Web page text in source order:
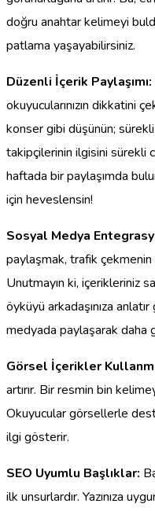
doğru anahtar kelimeyi
patlama yaşayabilirsiniz.
Düzenli İçerik Paylaşımı:
okuyucularınızın dikkatini
konser gibi düşünün; sürekli
takipçilerinin ilgisini sürekli
haftada bir paylaşımda
için heveslensin!
Sosyal Medya
paylaşmak, trafik
Unutmayın ki, içerikleriniz
öyküyü arkadaşınıza
medyada paylaşarak daha
Görsel İçerikler
artırır. Bir resmin bin
Okuyucular görsellerle
ilgi gösterir.
SEO Uyumlu Başlıklar:
ilk unsurlardır. Yazınıza